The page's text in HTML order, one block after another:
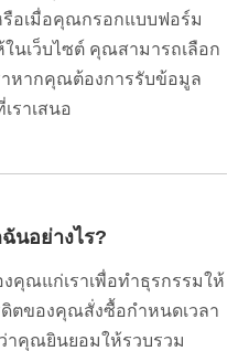
รือเมื่อคุณกรอกแบบฟอร์ม
นเว็บไซต์ คุณสามารถเลือก
หากคุณต้องการรับข้อมูล
ราเสนอ
นอย่างไร?
ณแก่เราเพื่อทำธุรกรรมให้
ดิตของคุณสั่งซื้อกำหนดเวลา
าคุณยินยอมให้รวบรวม